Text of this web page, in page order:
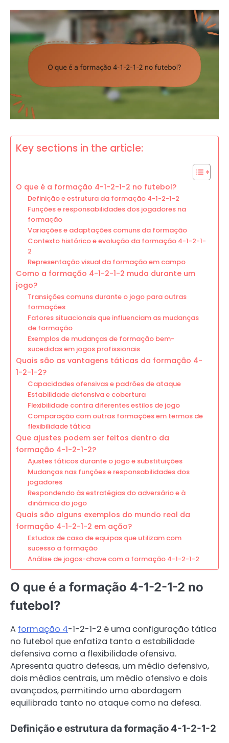
Key sections in the article:
O que é a formação 4-1-2-1-2 no futebol?
Definição e estrutura da formação 4-1-2-1-2
Funções e responsabilidades dos jogadores na
formação
Variações e adaptações comuns da formação
Contexto histórico e evolução da formação 4-1-2-1-
2
Representação visual da formação em campo
Como a formação 4-1-2-1-2 muda durante um
jogo?
Transições comuns durante o jogo para outras
formações
Fatores situacionais que influenciam as mudanças
de formação
Exemplos de mudanças de formação bem-
sucedidas em jogos profissionais
Quais são as vantagens táticas da formação 4-
1-2-1-2?
Capacidades ofensivas e padrões de ataque
Estabilidade defensiva e cobertura
Flexibilidade contra diferentes estilos de jogo
Comparação com outras formações em termos de
flexibilidade tática
Que ajustes podem ser feitos dentro da
formação 4-1-2-1-2?
Ajustes táticos durante o jogo e substituições
Mudanças nas funções e responsabilidades dos
jogadores
Respondendo às estratégias do adversário e à
dinâmica do jogo
Quais são alguns exemplos do mundo real da
formação 4-1-2-1-2 em ação?
Estudos de caso de equipas que utilizam com
sucesso a formação
Análise de jogos-chave com a formação 4-1-2-1-2
O que é a formação 4-1-2-1-2 no
futebol?
A formação 4-1-2-1-2 é uma configuração tática
no futebol que enfatiza tanto a estabilidade
defensiva como a flexibilidade ofensiva.
Apresenta quatro defesas, um médio defensivo,
dois médios centrais, um médio ofensivo e dois
avançados, permitindo uma abordagem
equilibrada tanto no ataque como na defesa.
Definição e estrutura da formação 4-1-2-1-2